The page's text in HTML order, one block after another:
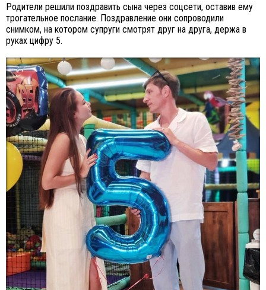
Родители решили поздравить сына через соцсети, оставив ему
трогательное послание. Поздравление они сопроводили
снимком, на котором супруги смотрят друг на друга, держа в
руках цифру 5.